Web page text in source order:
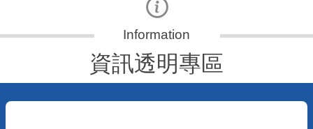
資訊透明專區